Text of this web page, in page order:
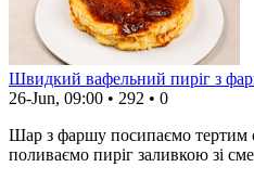
Швидкий вафельний пиріг з
26-Jun, 09:00 • 292 • 0
Шар з фаршу посипаємо тертим
поливаємо пиріг заливкою зі